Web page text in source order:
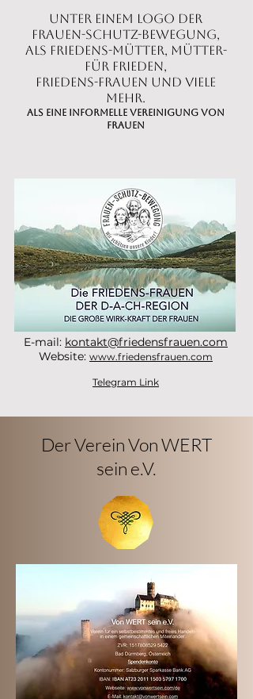
unter einem LOGO der
Frauen-Schutz-Bewegung,
als Friedens-Mütter, Mütter-
für Frieden,
Friedens-Frauen und viele
mehr.
als eine Informelle Vereinigung von
Frauen
E-mail: kontakt@friedensfrauen.com
Website: www.friedensfrauen.com
Telegram Link
Der Verein Von WERT
sein e.V.